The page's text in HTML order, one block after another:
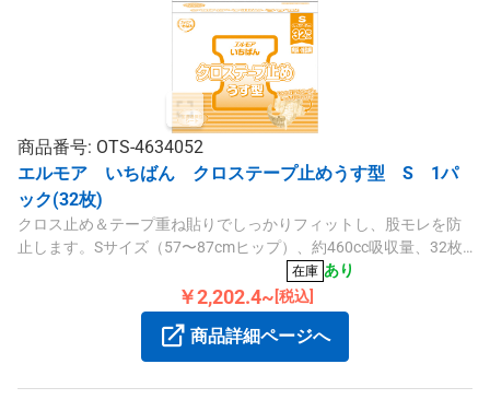
商品番号: OTS-4634052
エルモア いちばん クロステープ止めうす型 S 1パ
ック(32枚)
クロス止め＆テープ重ね貼りでしっかりフィットし、股モレを防
止します。Sサイズ（57〜87cmヒップ）、約460cc吸収量、32枚
入りです。寝て過ごす方におすすめです。
在庫 あり
￥2,202.4~ [税込]
商品詳細ページへ